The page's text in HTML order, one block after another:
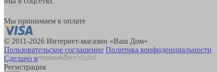
Мы принимаем к оплате
© 2011-2026 Интернет-магазин «Ваш Дом»
Пользовательское соглашение Политика конфиденциальности
Сделано в
Регистрация